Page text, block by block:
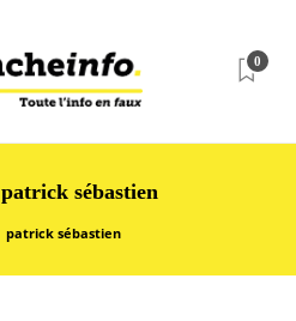
0
patrick sébastien
patrick sébastien